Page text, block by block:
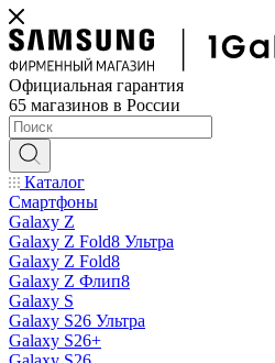
Официальная гарантия
65 магазинов в России
Каталог
Смартфоны
Galaxy Z
Galaxy Z Fold8 Ультра
Galaxy Z Fold8
Galaxy Z Флип8
Galaxy S
Galaxy S26 Ультра
Galaxy S26+